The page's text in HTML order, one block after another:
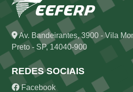
Av. Bandeirantes, 3900 - Vila
Preto - SP, 14040-900
REDES SOCIAIS
Facebook